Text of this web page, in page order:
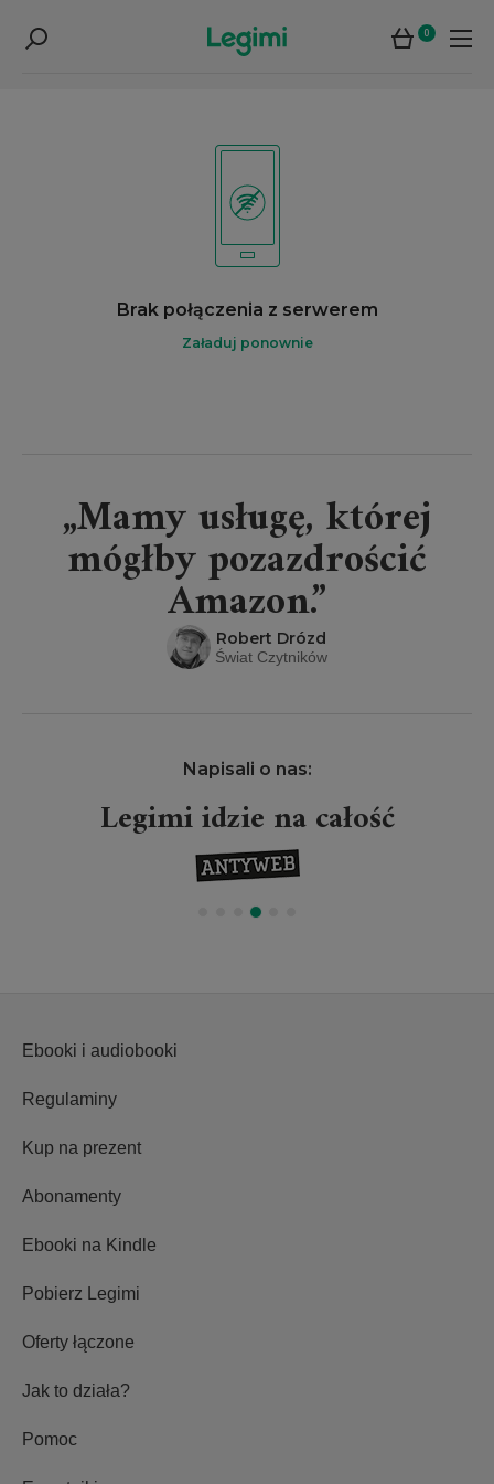
0
Brak połączenia z serwerem
Załaduj ponownie
„Mamy usługę, której
mógłby pozazdrościć
Amazon.”
Robert Drózd
Świat Czytników
Napisali o nas:
Legimi idzie na całość
Ebooki i audiobooki
Regulaminy
Kup na prezent
Abonamenty
Ebooki na Kindle
Pobierz Legimi
Oferty łączone
Jak to działa?
Pomoc